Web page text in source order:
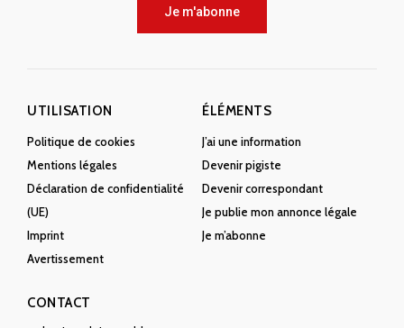
Je m'abonne
UTILISATION
Politique de cookies
Mentions légales
Déclaration de confidentialité
(UE)
Imprint
Avertissement
ÉLÉMENTS
J’ai une information
Devenir pigiste
Devenir correspondant
Je publie mon annonce légale
Je m’abonne
CONTACT